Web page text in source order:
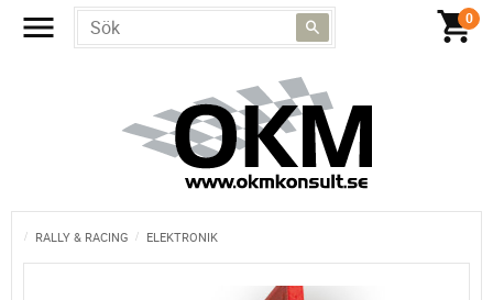
RALLY & RACING ELEKTRONIK